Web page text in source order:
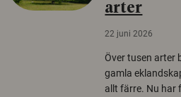
arter
22 juni 2026
Över tusen arter
gamla
allt färre. Nu har